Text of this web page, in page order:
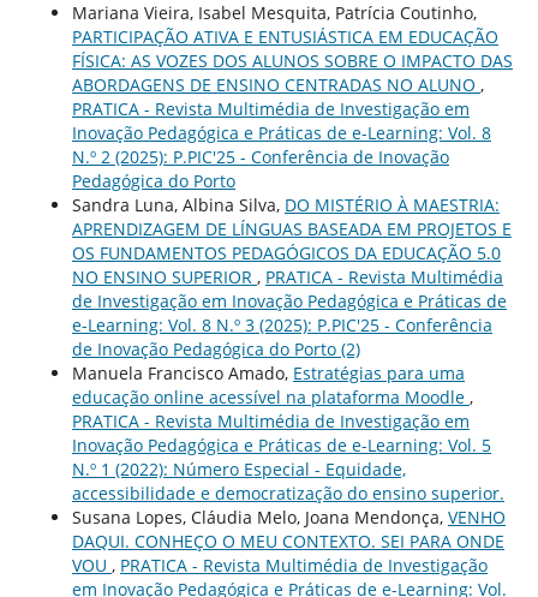
Mariana Vieira, Isabel Mesquita, Patrícia Coutinho,
PARTICIPAÇÃO ATIVA E ENTUSIÁSTICA EM EDUCAÇÃO
FÍSICA: AS VOZES DOS ALUNOS SOBRE O IMPACTO DAS
ABORDAGENS DE ENSINO CENTRADAS NO ALUNO ,
PRATICA - Revista Multimédia de Investigação em
Inovação Pedagógica e Práticas de e-Learning: Vol. 8
N.º 2 (2025): P.PIC'25 - Conferência de Inovação
Pedagógica do Porto
Sandra Luna, Albina Silva, DO MISTÉRIO À MAESTRIA:
APRENDIZAGEM DE LÍNGUAS BASEADA EM PROJETOS E
OS FUNDAMENTOS PEDAGÓGICOS DA EDUCAÇÃO 5.0
NO ENSINO SUPERIOR , PRATICA - Revista Multimédia
de Investigação em Inovação Pedagógica e Práticas de
e-Learning: Vol. 8 N.º 3 (2025): P.PIC'25 - Conferência
de Inovação Pedagógica do Porto (2)
Manuela Francisco Amado, Estratégias para uma
educação online acessível na plataforma Moodle ,
PRATICA - Revista Multimédia de Investigação em
Inovação Pedagógica e Práticas de e-Learning: Vol. 5
N.º 1 (2022): Número Especial - Equidade,
accessibilidade e democratização do ensino superior.
Susana Lopes, Cláudia Melo, Joana Mendonça, VENHO
DAQUI. CONHEÇO O MEU CONTEXTO. SEI PARA ONDE
VOU , PRATICA - Revista Multimédia de Investigação
em Inovação Pedagógica e Práticas de e-Learning: Vol.